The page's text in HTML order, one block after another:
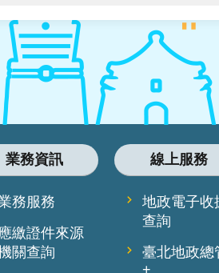
業務資訊
務服務
繳證件來源
關查詢
線上服務
地政電子收
查詢
臺北地政總
+